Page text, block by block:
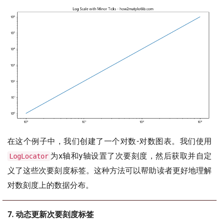
在这个例子中，我们创建了一个对数-对数图表。我们使用
LogLocator 为x轴和y轴设置了次要刻度，然后获取并自定
义了这些次要刻度标签。这种方法可以帮助读者更好地理解
对数刻度上的数据分布。
7. 动态更新次要刻度标签